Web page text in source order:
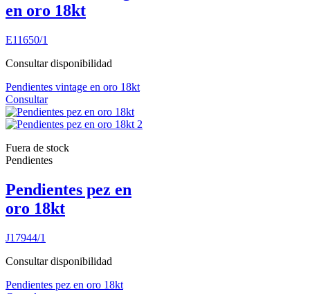
en oro 18kt
E11650/1
Consultar disponibilidad
Pendientes vintage en oro 18kt
Consultar
Fuera de stock
Pendientes
Pendientes pez en
oro 18kt
J17944/1
Consultar disponibilidad
Pendientes pez en oro 18kt